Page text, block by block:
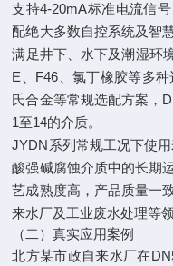
支持4-20mA标准电流信
配绝大多数自控系统及智
满足井下、水下及潮湿环
E、F46、氯丁橡胶等多
氏合金等常规选配方案，
1至14的介质。
JYDN系列常规工况下使
酸强碱腐蚀介质中的长期
艺成熟度高，产品质量一
来水厂及工业废水处理等
（二）真实应用案例
北方某市政自来水厂在